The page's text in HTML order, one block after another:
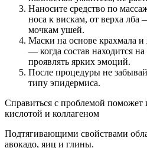
Наносите средство по
носа к вискам, от верха
мочкам ушей.
Маски на основе крахмала
— когда состав находится на
проявлять ярких эмоций.
После процедуры не
типу эпидермиса.
Справиться с проблемой поможет
кислотой и коллагеном
Подтягивающими свойствами
авокадо, яиц и глины.